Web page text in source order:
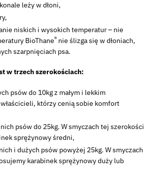
leży w dłoni,
niskich i wysokich temperatur – nie
BioThane® nie ślizga się w dłoniach,
szarpnięciach psa.
w trzech szerokościach:
psów do 10kg z małym i lekkim
którzy cenią sobie komfort
psów do 25kg. W smyczach tej szerokości
sprężynowy średni,
i dużych psów powyżej 25kg. W smyczach
karabinek sprężynowy duży lub